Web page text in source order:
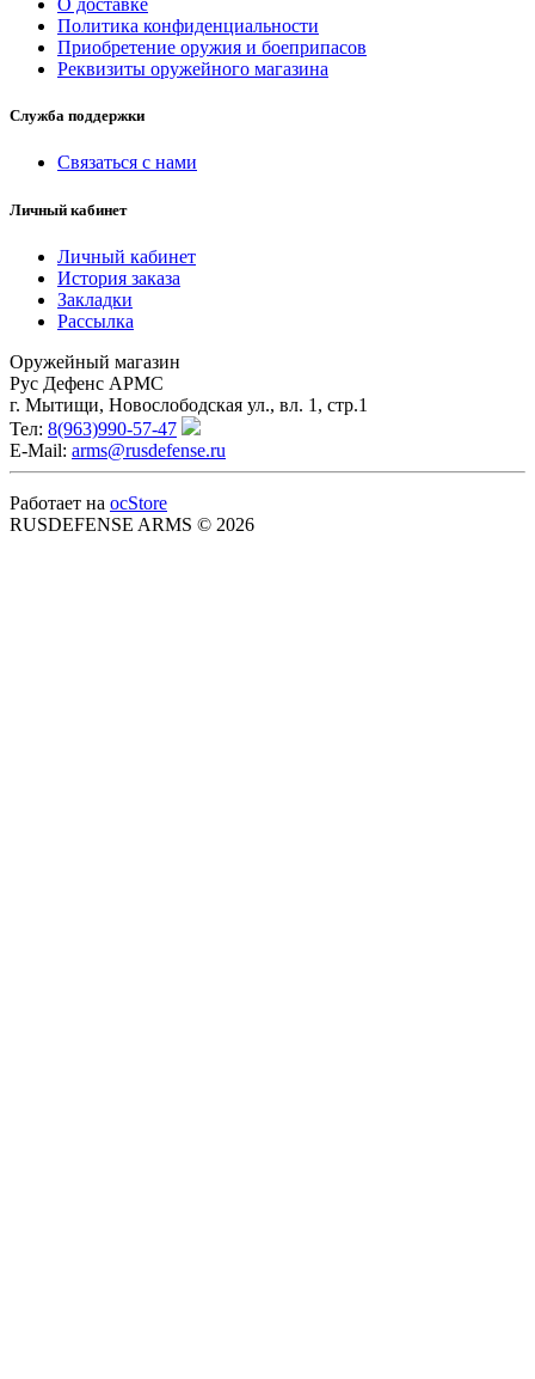
О доставке
Политика конфиденциальности
Приобретение оружия и боеприпасов
Реквизиты оружейного магазина
Служба поддержки
Связаться с нами
Личный кабинет
Личный кабинет
История заказа
Закладки
Рассылка
Оружейный магазин
Рус Дефенс АРМС
г. Мытищи, Новослободская ул., вл. 1, стр.1
Тел: 8(963)990-57-47
E-Mail: arms@rusdefense.ru
Работает на ocStore
RUSDEFENSE ARMS © 2026